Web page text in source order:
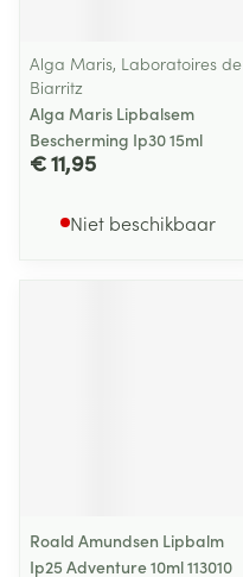
Alga Maris, Laboratoires de
Biarritz
Alga Maris Lipbalsem
Bescherming Ip30 15ml
€ 11,95
Niet beschikbaar
Roald Amundsen Lipbalm
Ip25 Adventure 10ml 113010